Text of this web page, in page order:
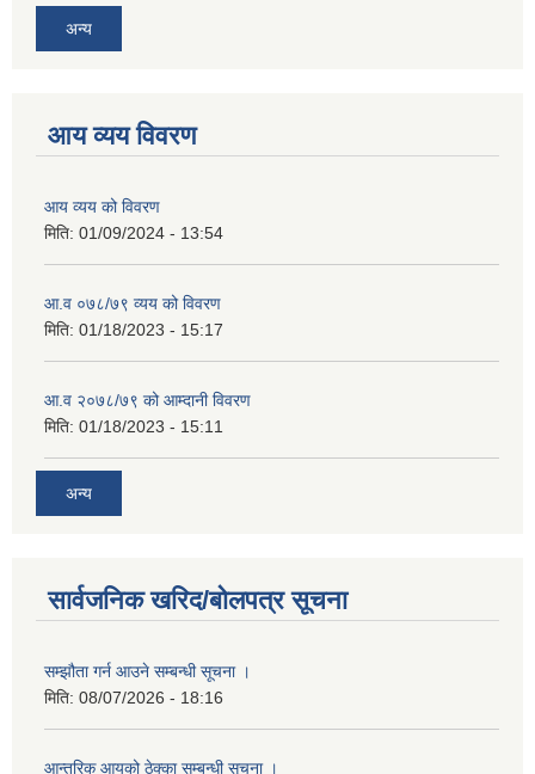
अन्य
आय व्यय विवरण
आय व्यय को विवरण
मिति: 01/09/2024 - 13:54
आ.व ०७८/७९ व्यय को विवरण
मिति: 01/18/2023 - 15:17
आ.व २०७८/७९ को आम्दानी विवरण
मिति: 01/18/2023 - 15:11
अन्य
सार्वजनिक खरिद/बोलपत्र सूचना
सम्झौता गर्न आउने सम्बन्धी सूचना ।
मिति: 08/07/2026 - 18:16
आन्तरिक आयको ठेक्का सम्बन्धी सूचना ।